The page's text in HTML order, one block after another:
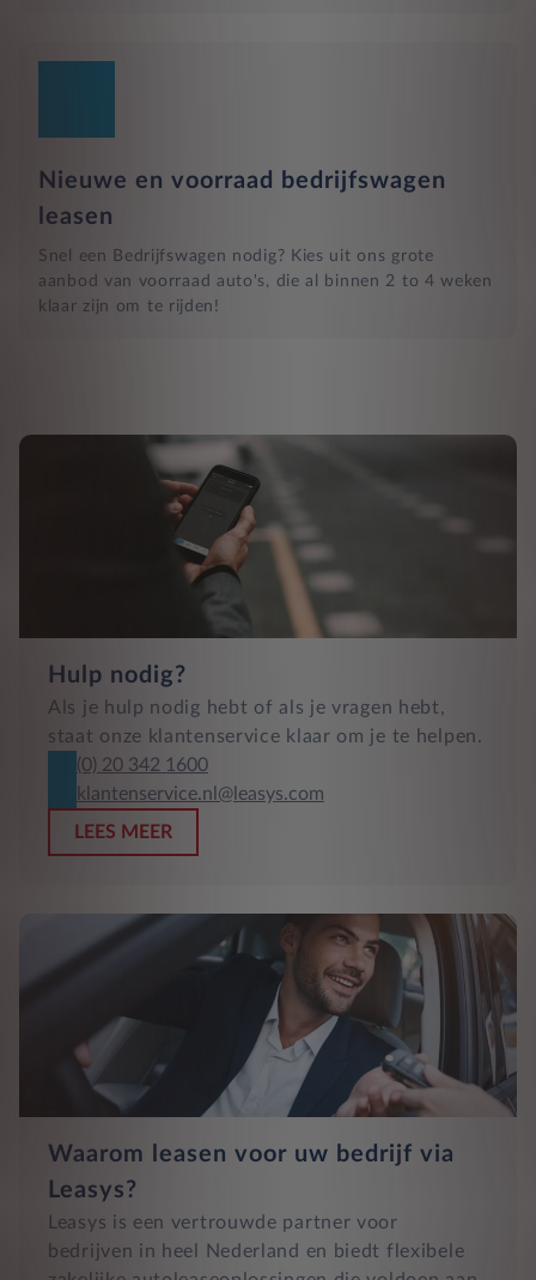
Nieuwe en voorraad bedrijfswagen
leasen
Snel een Bedrijfswagen nodig? Kies uit ons grote
aanbod van voorraad auto's, die al binnen 2 to 4 weken
klaar zijn om te rijden!
Hulp nodig?
Als je hulp nodig hebt of als je vragen hebt,
staat onze klantenservice klaar om je te helpen.
(0) 20 342 1600
klantenservice.nl@leasys.com
LEES MEER
Waarom leasen voor uw bedrijf via
Leasys?
Leasys is een vertrouwde partner voor
bedrijven in heel Nederland en biedt flexibele